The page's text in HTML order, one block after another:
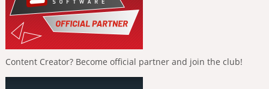
Content Creator? Become official partner and join the club!